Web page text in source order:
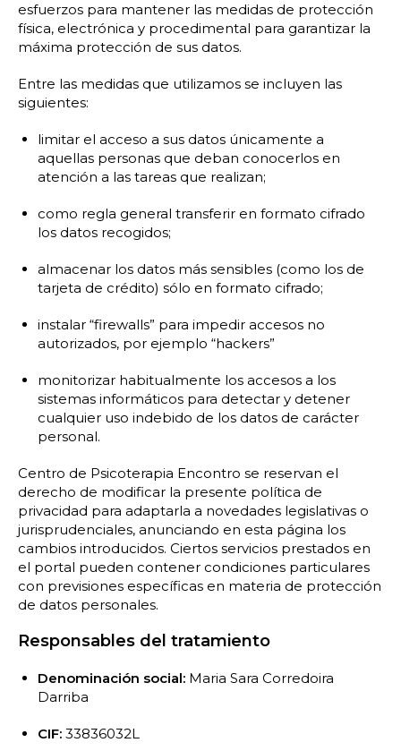
esfuerzos para mantener las medidas de protección
física, electrónica y procedimental para garantizar la
máxima protección de sus datos.
Entre las medidas que utilizamos se incluyen las
siguientes:
limitar el acceso a sus datos únicamente a
aquellas personas que deban conocerlos en
atención a las tareas que realizan;
como regla general transferir en formato cifrado
los datos recogidos;
almacenar los datos más sensibles (como los de
tarjeta de crédito) sólo en formato cifrado;
instalar “firewalls” para impedir accesos no
autorizados, por ejemplo “hackers”
monitorizar habitualmente los accesos a los
sistemas informáticos para detectar y detener
cualquier uso indebido de los datos de carácter
personal.
Centro de Psicoterapia Encontro se reservan el
derecho de modificar la presente política de
privacidad para adaptarla a novedades legislativas o
jurisprudenciales, anunciando en esta página los
cambios introducidos. Ciertos servicios prestados en
el portal pueden contener condiciones particulares
con previsiones específicas en materia de protección
de datos personales.
Responsables del tratamiento
Denominación social: Maria Sara Corredoira
Darriba
CIF: 33836032L